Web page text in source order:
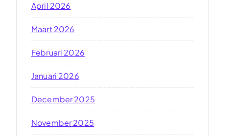
April 2026
Maart 2026
Februari 2026
Januari 2026
December 2025
November 2025